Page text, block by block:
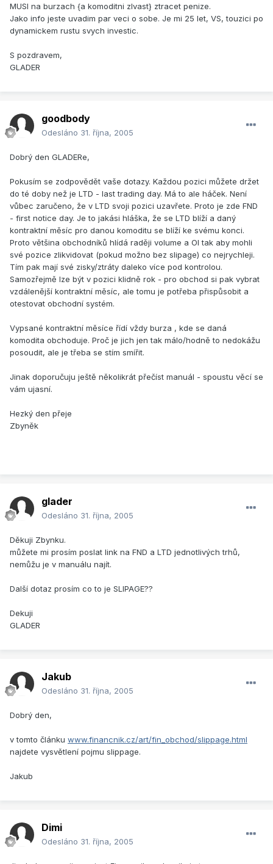
MUSI na burzach {a komoditni zlvast} ztracet penize.
Jako info jeste uvadim par veci o sobe. Je mi 25 let, VS, touzici po
dynamickem rustu svych investic.
S pozdravem,
GLADER
goodbody
Odesláno 31. října, 2005
Dobrý den GLADERe,
Pokusím se zodpovědět vaše dotazy. Každou pozici můžete držet
do té doby než je LTD - last trading day. Má to ale háček. Není
vůbec zaručeno, že v LTD svoji pozici uzavřete. Proto je zde FND
- first notice day. Je to jakási hláška, že se LTD blíží a daný
kontraktní měsíc pro danou komoditu se blíží ke svému konci.
Proto většina obchodníků hlídá raději volume a OI tak aby mohli
své pozice zlikvidovat (pokud možno bez slipage) co nejrychleji.
Tím pak mají své zisky/ztráty daleko více pod kontrolou.
Samozřejmě lze být v pozici klidně rok - pro obchod si pak vybrat
vzdálenější kontraktní měsíc, ale tomu je potřeba přispůsobit a
otestovat obchodní systém.
Vypsané kontraktní měsíce řídí vždy burza , kde se daná
komodita obchoduje. Proč je jich jen tak málo/hodně to nedokážu
posoudit, ale je třeba se stím smířit.
Jinak doporučuju ještě několikrát přečíst manuál - spoustu věcí se
vám ujasní.
Hezký den přeje
Zbyněk
glader
Odesláno 31. října, 2005
Děkuji Zbynku.
můžete mi prosím poslat link na FND a LTD jednotlivých trhů,
nemůžu je v manuálu najít.
Další dotaz prosím co to je SLIPAGE??
Dekuji
GLADER
Jakub
Odesláno 31. října, 2005
Dobrý den,
v tomto článku www.financnik.cz/art/fin_obchod/slippage.html
najdete vysvětlení pojmu slippage.
Jakub
Dimi
Odesláno 31. října, 2005